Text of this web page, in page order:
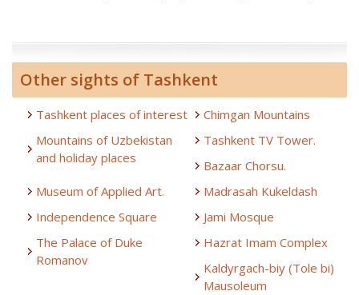
Other sights of Tashkent
Tashkent places of interest
Chimgan Mountains
Mountains of Uzbekistan
and holiday places
Tashkent TV Tower.
Bazaar Chorsu.
Museum of Applied Art.
Madrasah Kukeldash
Independence Square
Jami Mosque
The Palace of Duke
Romanov
Hazrat Imam Complex
Kaldyrgach-biy (Tole bi)
Mausoleum